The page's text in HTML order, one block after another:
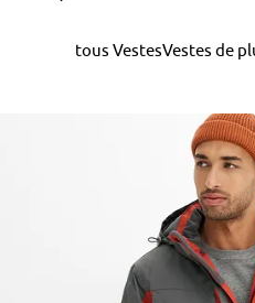
tous VestesVestes de